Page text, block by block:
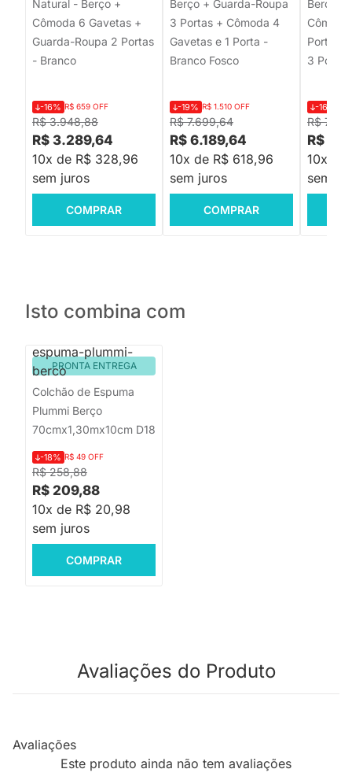
Natural - Berço +
Cômoda 6 Gavetas +
Guarda-Roupa 2 Portas
- Branco
R$ 3.948,88
-16% R$ 659 OFF
R$ 3.289,64
10x de R$ 328,96
sem juros
COMPRAR
Berço + Guarda-Roupa
3 Portas + Cômoda 4
Gavetas e 1 Porta -
Branco Fosco
R$ 7.699,64
-19% R$ 1.510 OFF
R$ 6.189,64
10x de R$ 618,96
sem juros
COMPRAR
Berço
Porta +
3
R$
-16%
R$
10x de
sem
Isto combina com
PRONTA ENTREGA
Colchão de Espuma
Plummi Berço
70cmx1,30mx10cm D18
R$ 258,88
-18% R$ 49 OFF
R$ 209,88
10x de R$ 20,98
sem juros
COMPRAR
Avaliações do Produto
Avaliações
Este produto ainda não tem avaliações